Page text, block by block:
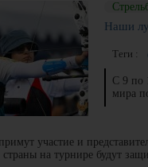
Наши
Теги :
С 9 по
мира
участие и
страны на турнире будут